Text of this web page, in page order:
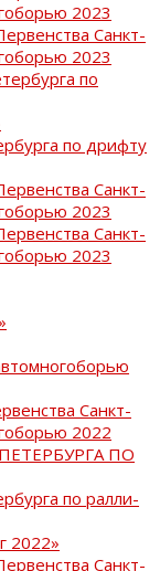
2023
Санкт-
2023
по
по дрифту
Санкт-
2023
Санкт-
2023
Санкт-
2022
ПО
по ралли-
2022»
Санкт-